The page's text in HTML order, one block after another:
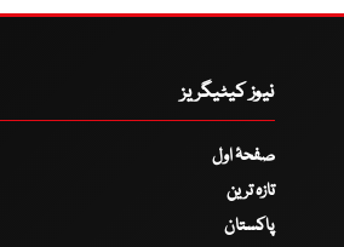
نیوز کیٹیگریز
صفحۂ اول
تازہ ترین
پاکستان